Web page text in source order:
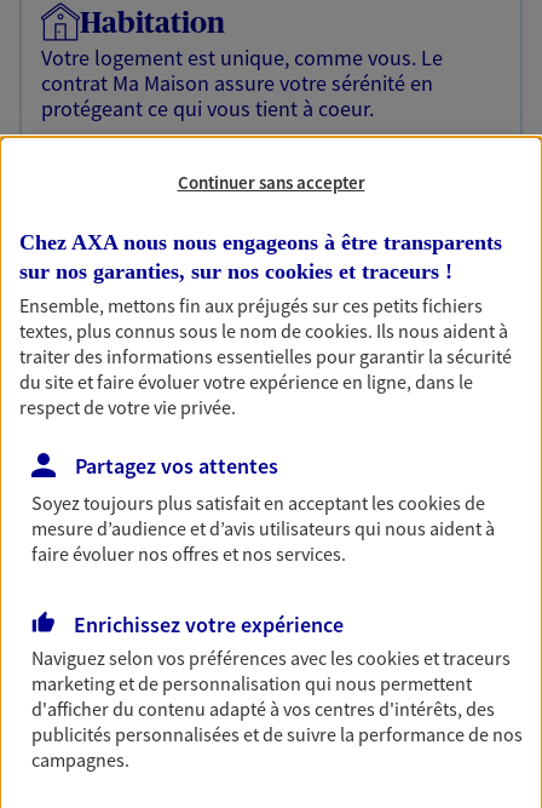
Habitation
Votre logement est unique, comme vous. Le
contrat Ma Maison assure votre sérénité en
protégeant ce qui vous tient à coeur.
OBTENIR UN TARIF EN LIGNE
Garantie Accidents de la Vie
Bricoleuse, féru de jardinage, pâtissier en herbe
ou grande lectrice… personne n'est à l'abri d'un
accident du quotidien. Avec Ma Protection
Accident, protégez votre qualité de vie et vos
Découvrir l'offre Garantie Accidents de la Vie
OBTENIR UN TARIF EN LIGNE
Multirisque Entreprise
Gagnez en simplicité et en sérénité avec votre
assurance multirisque entreprise. Un contrat
unique pour protéger vos locaux, matériels pro,
équipements et stocks… sans oublier votre
responsabilité civile.
Continuer sans accepter
Chez AXA nous nous engageons à être transparents
sur nos garanties, sur nos cookies et traceurs !
Ensemble, mettons fin aux préjugés sur ces petits fichiers
textes, plus connus sous le nom decookies. Ils nous aident à
traiter des informations essentielles pour garantir la sécurité
du site et faire évoluer votre expérience en ligne, dans le
respect de votre vie privée.
Partagez vos attentes
Soyez toujours plus satisfait en acceptant lescookiesde
mesure d’audience et d’avis utilisateurs qui nous aident à
faire évoluer nos offres et nos services.
Enrichissez votre expérience
Naviguez selon vos préférences avec lescookies et traceurs
marketing et de personnalisation qui nous permettent
d'afficher du contenu adapté à vos centres d'intérêts, des
publicités personnalisées et de suivre la performance de nos
campagnes.